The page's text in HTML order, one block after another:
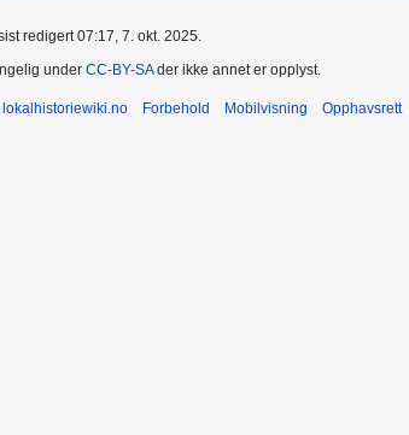
redigert 07:17, 7. okt. 2025.
under CC-BY-SAder ikke annet er opplyst.
lokalhistoriewiki.no Forbehold Mobilvisning Opphavsrett